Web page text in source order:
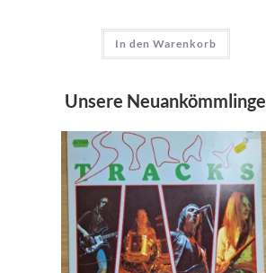
In den Warenkorb
Unsere Neuankömmlinge